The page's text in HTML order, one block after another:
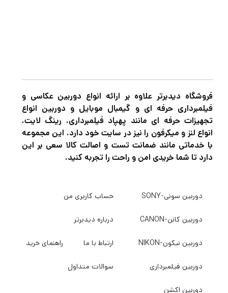
فروشگاه دیدبرتر علاوه بر ارائه انواع دوربین عکاسی و
فیلمبرداری حرفه ای و گیمبال موبایل و دوربین انواع
تجهیزات حرفه ای مانند پهپاد فیلمبرداری، رینگ لایت،
انواع لنز و میکرفون را نیز در سایت خود دارد. این مجموعه
با خدماتی مانند ضمانت تست و اصالت کالا سعی بر این
دارد تا شما خریدی امن و راحت را تجربه کنید.
دوربین سونی-SONY
دوربین کانن-CANON
دوربین نیکون-NIKON
دوربین فیلمبرداری
دوربین اکشن
حساب کاربری من
درباره دیدبرتر
ارتباط با ما راهنمای خرید
سوالات متداول